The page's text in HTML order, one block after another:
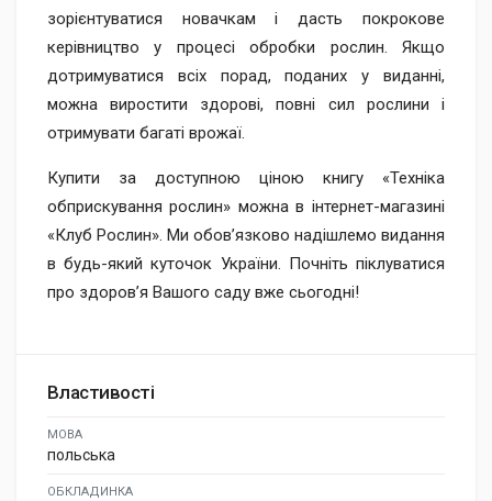
зорієнтуватися новачкам і дасть покрокове
керівництво у процесі обробки рослин. Якщо
дотримуватися всіх порад, поданих у виданні,
можна виростити здорові, повні сил рослини і
отримувати багаті врожаї.
Купити за доступною ціною книгу «Техніка
обприскування рослин» можна в інтернет-магазині
«Клуб Рослин». Ми обов’язково надішлемо видання
в будь-який куточок України. Почніть піклуватися
про здоров’я Вашого саду вже сьогодні!
Властивості
МОВА
польська
ОБКЛАДИНКА